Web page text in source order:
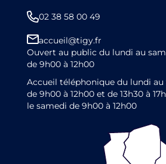
02 38 58 00 49
accueil@tigy.fr
Ouvert au public du lundi au
de 9h00 à 12h00
Accueil téléphonique du lundi au
de 9h00 à 12h00 et de 13h30 à
le samedi de 9h00 à 12h00